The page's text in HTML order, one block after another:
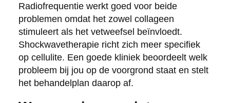
Radiofrequentie werkt goed voor beide
problemen omdat het zowel collageen
stimuleert als het vetweefsel beïnvloedt.
Shockwavetherapie richt zich meer specifiek
op cellulite. Een goede kliniek beoordeelt welk
probleem bij jou op de voorgrond staat en stelt
het behandelplan daarop af.